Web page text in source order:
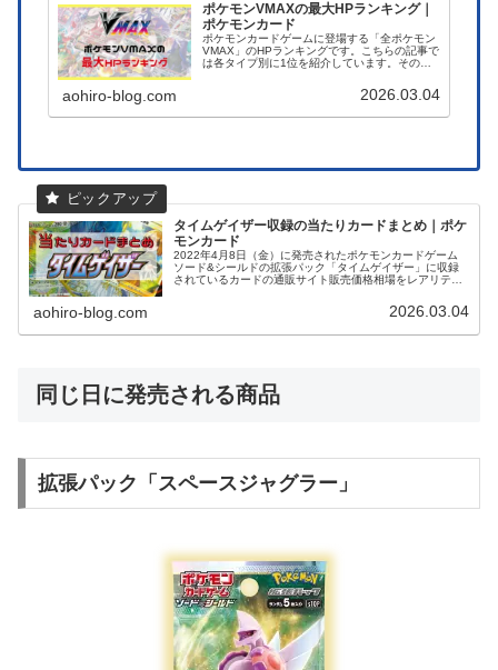
ポケモンVMAXの最大HPランキング｜
ポケモンカード
ポケモンカードゲームに登場する「全ポケモン
VMAX」のHPランキングです。こちらの記事で
は各タイプ別に1位を紹介しています。その他
デッキ作成などにお役立てください。
aohiro-blog.com 2026.03.04
タイムゲイザー収録の当たりカードまとめ｜ポケ
モンカード
2022年4月8日（金）に発売されたポケモンカードゲーム
ソード&シールドの拡張パック「タイムゲイザー」に収録
されているカードの通販サイト販売価格相場をレアリティ
aohiro-blog.com 2026.03.04
同じ日に発売される商品
拡張パック「スペースジャグラー」